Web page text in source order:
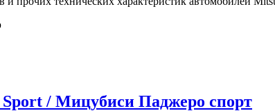
/ Мицубиси Паджеро спорт